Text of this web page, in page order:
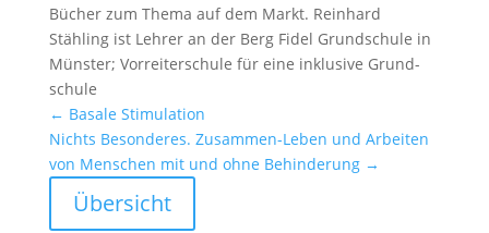
Bücher zum Thema auf dem Markt. Reinhard
Stähling ist Lehrer an der Berg Fidel Grund­schule in
Münster; Vorrei­ter­schule für eine inklu­sive Grund­
schule
← Basale Stimu­la­tion
Nichts Beson­deres. Zusammen-Leben und Arbeiten
von Menschen mit und ohne Behin­de­rung→
Übersicht